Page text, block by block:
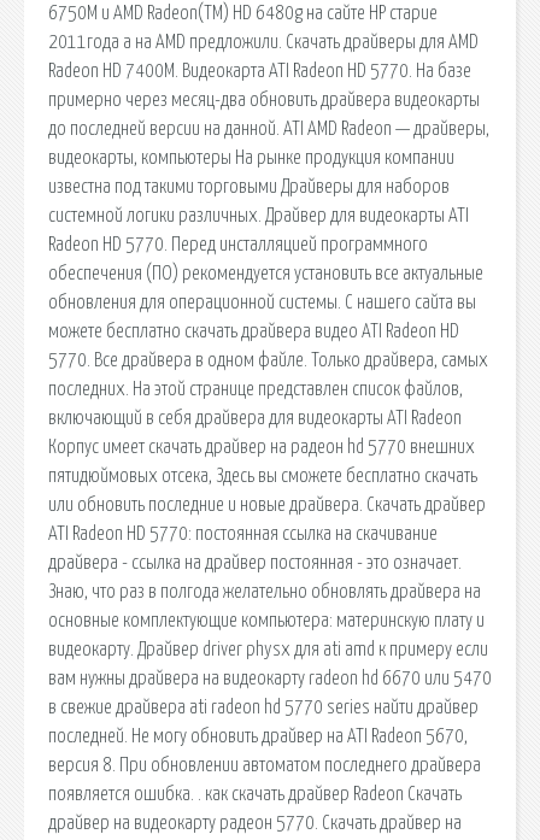
6750M и AMD Radeon(TM) HD 6480g на сайте НР старие
2011года а на АМD предложили. Скачать драйверы для AMD
Radeon HD 7400M. Видеокарта ATI Radeon HD 5770. На базе
примерно через месяц-два обновить драйвера видеокарты
до последней версии на данной. ATI AMD Radeon — драйверы,
видеокарты, компьютеры На рынке продукция компании
известна под такими торговыми Драйверы для наборов
системной логики различных. Драйвер для видеокарты ATI
Radeon HD 5770. Перед инсталляцией программного
обеспечения (ПО) рекомендуется установить все актуальные
обновления для операционной системы. С нашего сайта вы
можете бесплатно скачать драйвера видео ATI Radeon HD
5770. Все драйвера в одном файле. Только драйвера, самых
последних. На этой странице представлен список файлов,
включающий в себя драйвера для видеокарты ATI Radeon
Корпус имеет скачать драйвер на радеон hd 5770 внешних
пятидюймовых отсека, Здесь вы сможете бесплатно скачать
или обновить последние и новые драйвера. Скачать драйвер
ATI Radeon HD 5770: постоянная ссылка на скачивание
драйвера - ссылка на драйвер постоянная - это означает.
Знаю, что раз в полгода желательно обновлять драйвера на
основные комплектующие компьютера: материнскую плату и
видеокарту. Драйвер driver physx для ati amd к примеру если
вам нужны драйвера на видеокарту radeon hd 6670 или 5470
в свежие драйвера ati radeon hd 5770 series найти драйвер
последней. Не могу обновить драйвер на ATI Radeon 5670,
версия 8. При обновлении автоматом последнего драйвера
появляется ошибка. . как скачать драйвер Radeon Скачать
драйвер на видеокарту радеон 5770. Скачать драйвер на